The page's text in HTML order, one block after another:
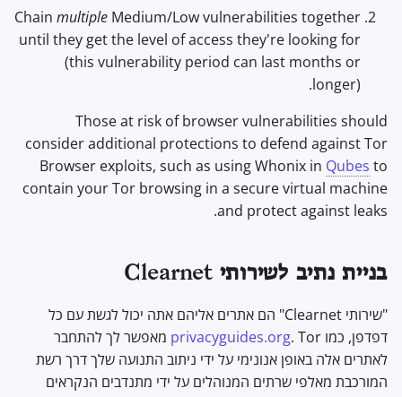
Chain multiple Medium/Low vulnerabilities together
until they get the level of access they're looking for
(this vulnerability period can last months or
longer).
Those at risk of browser vulnerabilities should
consider additional protections to defend against Tor
Browser exploits, such as using Whonix in Qubes to
contain your Tor browsing in a secure virtual machine
and protect against leaks.
בניית נתיב לשירותי Clearnet
"שירותי Clearnet" הם אתרים אליהם אתה יכול לגשת עם כל
דפדפן, כמו
privacyguides.org . Tor מאפשר לך להתחבר
לאתרים אלה באופן אנונימי על ידי ניתוב התנועה שלך דרך רשת
המורכבת מאלפי שרתים המנוהלים על ידי מתנדבים הנקראים